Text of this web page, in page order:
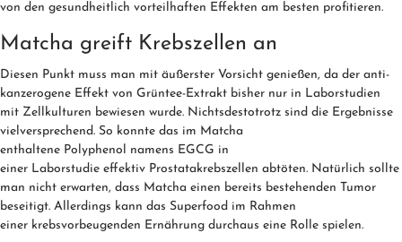
von den gesundheitlich vorteilhaften Effekten am besten profitieren.
Matcha greift Krebszellen an
Diesen Punkt muss man mit äußerster Vorsicht genießen, da der anti-
kanzerogene Effekt von Grüntee-Extrakt bisher nur in Laborstudien
mit Zellkulturen bewiesen wurde. Nichtsdestotrotz sind die Ergebnisse
vielversprechend. So konnte das im Matcha
enthaltene Polyphenol namens EGCG in
einer Laborstudie effektiv Prostatakrebszellen abtöten. Natürlich sollte
man nicht erwarten, dass Matcha einen bereits bestehenden Tumor
beseitigt. Allerdings kann das Superfood im Rahmen
einer krebsvorbeugenden Ernährung durchaus eine Rolle spielen.